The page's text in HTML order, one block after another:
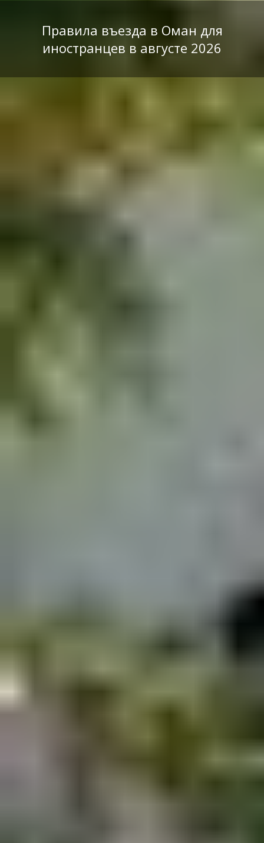
Правила въезда в Оман для
иностранцев в августе 2026